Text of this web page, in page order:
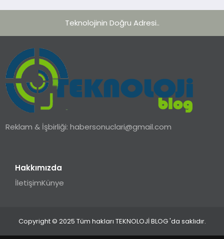
Teknolojinin Doğru Adresi..
Reklam & İşbirliği:habersonuclari@gmail.com
Hakkımızda
İletişimKünye
Copyright © 2025 Tüm hakları TEKNOLOJİ BLOG 'da saklıdır.